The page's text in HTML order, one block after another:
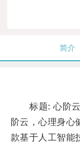
简介
标题: 心阶云
阶云，心理身心
款基于人工智能